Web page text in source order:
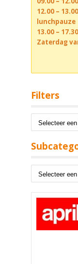
12.00 –
lunchpauze
13.00 –
Zaterdag
Filters